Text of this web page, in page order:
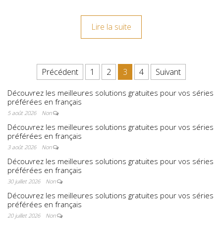
Lire la suite
Pagination des publications
Précédent 1 2 3 4 Suivant
Découvrez les meilleures solutions gratuites pour vos séries
préférées en français
5 août 2026 Non
Découvrez les meilleures solutions gratuites pour vos séries
préférées en français
3 août 2026 Non
Découvrez les meilleures solutions gratuites pour vos séries
préférées en français
30 juillet 2026 Non
Découvrez les meilleures solutions gratuites pour vos séries
préférées en français
20 juillet 2026 Non